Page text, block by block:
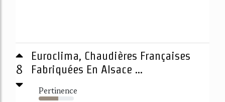
8
Euroclima, Chaudières Françaises
Fabriquées En Alsace ...
Pertinence